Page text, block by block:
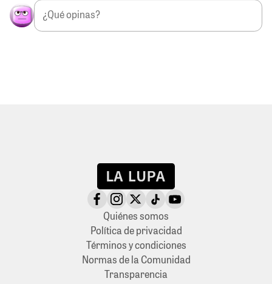
Quiénes somos
Política de privacidad
Términos y condiciones
Normas de la Comunidad
Transparencia